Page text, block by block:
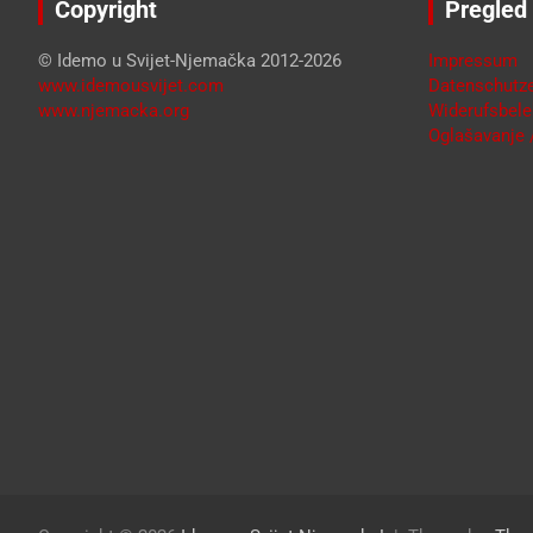
Copyright
© Idemo u Svijet-Njemačka 2012-2026
www.idemousvijet.com
www.njemacka.org
Pregled
Impressum